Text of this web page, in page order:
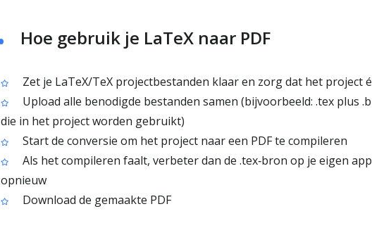
Hoe gebruik je LaTeX naar PDF
Zet je LaTeX/TeX projectbestanden klaar en zorg dat het project
Upload alle benodigde bestanden samen (bijvoorbeeld: .tex plus
die in het project worden gebruikt)
Start de conversie om het project naar een PDF te compileren
Als het compileren faalt, verbeter dan de .tex‑bron op je eigen
opnieuw
Download de gemaakte PDF